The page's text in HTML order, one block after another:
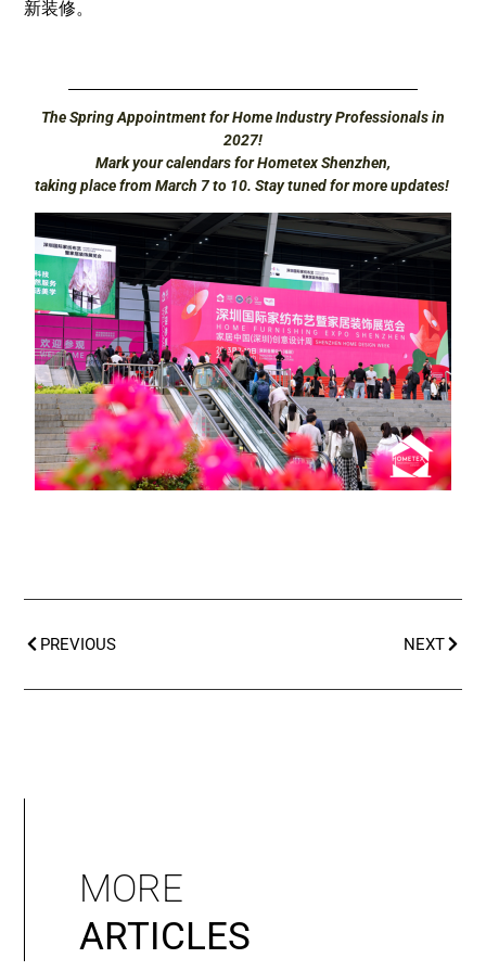
新装修。
The Spring Appointment for Home Industry Professionals in
2027!
Mark your calendars for Hometex Shenzhen,
taking place from March 7 to 10. Stay tuned for more updates!
PREVIOUS NEXT
MORE
ARTICLES